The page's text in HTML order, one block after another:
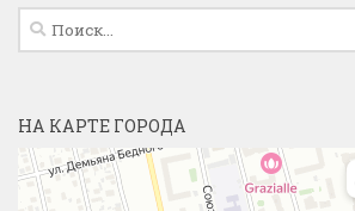
Найти:
НА КАРТЕ ГОРОДА